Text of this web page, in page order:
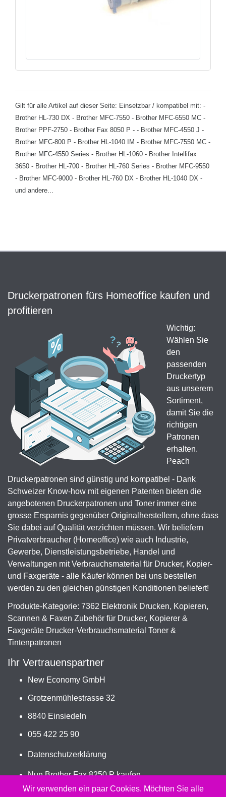
Gilt für alle Artikel auf dieser Seite: Einsetzbar / kompatibel mit: -
Brother HL-730 DX - Brother MFC-7550 - Brother MFC-6550 MC -
Brother PPF-2750 - Brother Fax 8050 P - - Brother MFC-4550 J -
Brother MFC-800 P - Brother HL-1040 IM - Brother MFC-7550 MC -
Brother MFC-4550 Series - Brother HL-1060 - Brother Intellifax
3650 - Brother HL-700 - Brother HL-760 Series - Brother MFC-9550
- Brother MFC-9000 - Brother HL-760 DX - Brother HL-1040 DX -
und andere...
Druckerpatronen fürs Homeoffice kaufen und
profitieren
Wichtig:
Wählen Sie
den
passenden
Druckertyp
aus unserem
Sortiment,
damit Sie die
richtigen
Patronen
erhalten.
Peach
Druckerpatronen sind günstig und kompatibel - Dank
Schweizer Know-how mit eigenen Patenten bieten die
angebotenen Druckerpatronen und Toner immer eine
grosse Ersparnis gegenüber Originalherstellern, ohne dass
Sie dabei auf Qualität verzichten müssen. Wir beliefern
Privatverbraucher (Homeoffice) wie auch Industrie,
Gewerbe, Dienstleistungsbetriebe, Handel und
Verwaltungen mit Verbrauchsmaterial für Drucker, Kopier-
und Faxgeräte - alle Käufer können bei uns bestellen
werden zu den gleichen günstigen Konditionen beliefert!
Produkte-Kategorie: 7362 Elektronik Drucken, Kopieren,
Scannen & Faxen Zubehör für Drucker, Kopierer &
Faxgeräte Drucker-Verbrauchsmaterial Toner &
Tintenpatronen
Ihr Vertrauenspartner
New Economy GmbH
Grotzenmühlestrasse 32
8840 Einsiedeln
055 422 25 90
Datenschutzerklärung
Nun Brother Fax 8250 P kaufen
Jetzt TN-200, TN-300 bestellen
Wir verwenden ein paar Cookies. Möchten Sie alle